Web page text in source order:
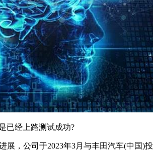
已经上路测试成功?
，公司于2023年3月与丰田汽车(中国)